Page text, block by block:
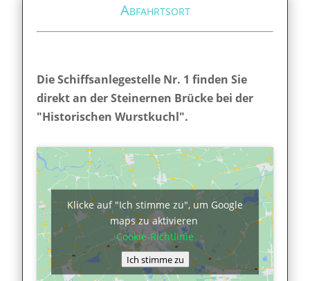
Abfahrtsort
Die Schiffsanlegestelle Nr. 1 finden Sie
direkt an der Steinernen Brücke bei der
"Historischen Wurstkuchl".
Klicke auf "Ich stimme zu", um Google
maps zu aktivieren
Cookie-Richtlinie
Ich stimme zu